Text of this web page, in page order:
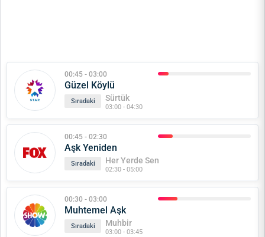
00:45 - 03:00
Güzel Köylü
Sıradaki Sürtük
03:00 - 04:30
00:45 - 02:30
Aşk Yeniden
Sıradaki Her Yerde Sen
02:30 - 05:00
00:30 - 03:00
Muhtemel Aşk
Sıradaki Muhbir
03:00 - 03:45